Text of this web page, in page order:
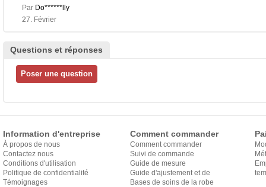
Par Do******lly
27. Février
Questions et réponses
Information d'entreprise
À propos de nous
Contactez nous
Conditions d'utilisation
Politique de confidentialité
Témoignages
Comment commander
Comment commander
Suivi de commande
Guide de mesure
Guide d'ajustement et de
style
Bases de soins de la robe